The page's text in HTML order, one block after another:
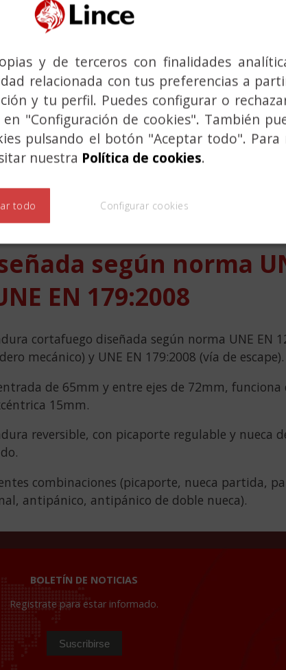
Serie 7770
según norma
EN 179:2008
cortafuego diseñada según norma UNE EN
mecánico) y UNE EN 179:2008 (vía de escape).
de 65mm y entre ejes de 72mm,
15mm.
reversible, con picaporte regulable y nueca
combinaciones (picaporte, nueca partida,
antipánico, antipánico de doble nueca).
BOLETÍN DE NOTICIAS
Registrate para estar informado.
y de terceros con finalidades
relacionada con tus preferencias a
y tu perfil. Puedes configurar o
"Configuración de cookies". También
pulsando el botón "Aceptar todo". Para
nuestra Política de cookies.
todo Configurar cookies